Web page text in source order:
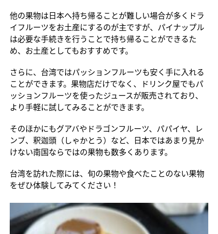
他の果物は日本へ持ち帰ることが難しい場合が多くドラ
イフルーツをお土産にするのが主ですが、パイナップル
は必要な手続きを行うことで持ち帰ることができるた
め、お土産としてもおすすめです。
さらに、台湾ではパッションフルーツも安く手に入れる
ことができます。果物店だけでなく、ドリンク屋でもパ
ッションフルーツを使ったジュースが販売されており、
より手軽に試してみることができます。
そのほかにもグアバやドラゴンフルーツ、パパイヤ、レ
ンブ、釈迦頭（しゃかとう）など、日本ではあまり見か
けない南国ならではの果物も数多くあります。
台湾を訪れた際には、旬の果物や食べたことのない果物
をぜひ体験してみてください！